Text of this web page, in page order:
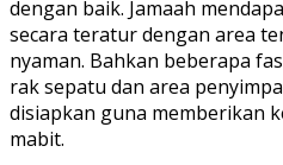
dengan baik. Jamaah
secara teratur dengan area
nyaman. Bahkan beberapa
rak sepatu dan area
disiapkan guna memberikan
mabit.